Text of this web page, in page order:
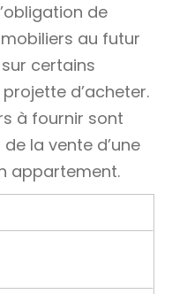
de
au futur
certains
d’acheter.
à fournir sont
la vente d’une
appartement.